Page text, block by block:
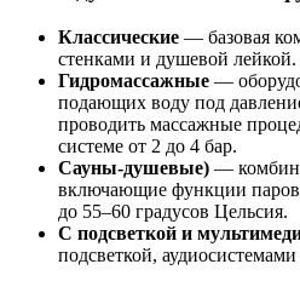
Классические — базовая
стенками и душевой лейкой.
Гидромассажные —
подающих воду под
проводить массажные
системе от 2 до 4 бар.
Сауны-душевые) —
включающие функции
до 55–60 градусов Цельсия.
С подсветкой и
подсветкой,